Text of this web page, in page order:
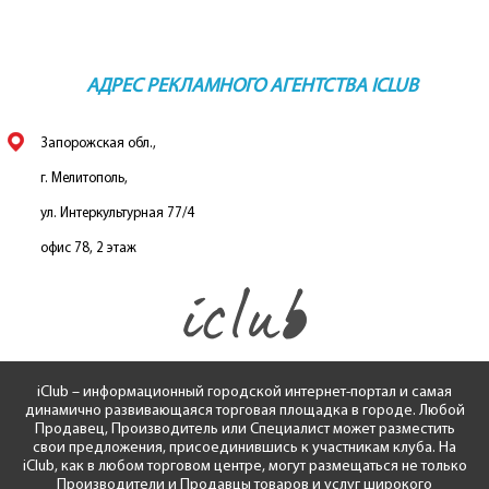
Горящие туры в Таиланд
Горящие туры в Италию
Горящие туры в Индию
Горящие туры в Израиль
АДРЕС РЕКЛАМНОГО АГЕНТСТВА ICLUB
Запорожская обл.,
г. Мелитополь,
ул. Интеркультурная 77/4
офис 78, 2 этаж
iClub – информационный городской интернет-портал и самая
динамично развивающаяся торговая площадка в городе. Любой
Продавец, Производитель или Специалист может разместить
свои предложения, присоединившись к участникам клуба. На
iClub, как в любом торговом центре, могут размещаться не только
Производители и Продавцы товаров и услуг широкого